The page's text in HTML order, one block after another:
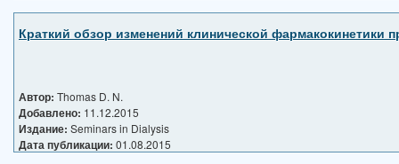
Краткий обзор изменений клинической фармакокинетики
Автор: Thomas D. N.
Добавлено: 11.12.2015
Издание: Seminars in Dialysis
Дата публикации: 01.08.2015